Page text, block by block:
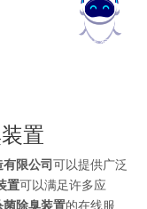
置
限公司 可以提供广泛
置可以满足许多应
菌除臭装置的在线服
在线客服